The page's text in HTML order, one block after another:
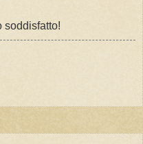
soddisfatto!